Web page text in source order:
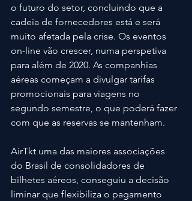
o futuro do setor, concluindo que a
cadeia de fornecedores está e será
muito afetada pela crise. Os eventos
on-line vão crescer, numa perspetiva
para além de 2020. As companhias
aéreas começam a divulgar tarifas
promocionais para viagens no
segundo semestre, o que poderá fazer
com que as reservas se mantenham.
AirTkt uma das maiores associações
do Brasil de consolidadores de
bilhetes aéreos, conseguiu a decisão
liminar que flexibiliza o pagamento